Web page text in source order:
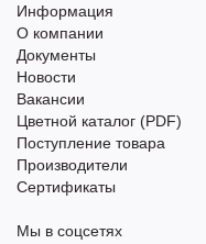
Информация
О компании
Документы
Новости
Вакансии
Цветной каталог (PDF)
Поступление товара
Производители
Сертификаты
Мы в соцсетях